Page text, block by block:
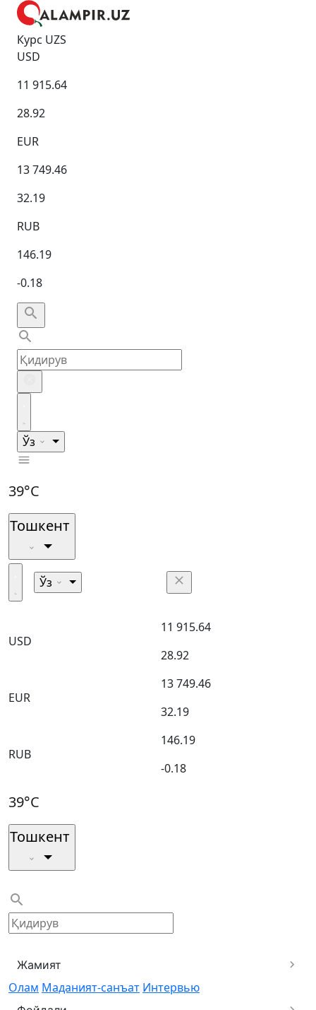
Курс UZS
USD
11 915.64
28.92
EUR
13 749.46
32.19
RUB
146.19
-0.18
Ўз
39°C
Тошкент
Ўз
USD
11 915.64
28.92
EUR
13 749.46
32.19
RUB
146.19
-0.18
39°C
Тошкент
Жамият
Олам Маданият-санъат Интервью